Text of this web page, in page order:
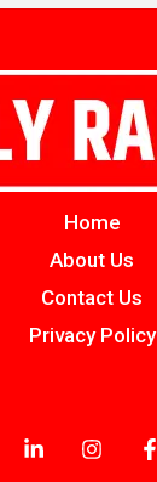
Home
About Us
Contact Us
Privacy Policy